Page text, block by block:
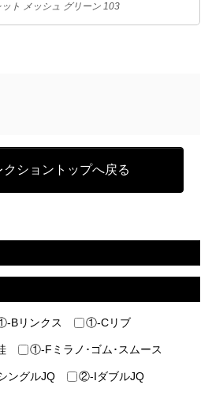
ト メッシュ グリーン 103
ショントップへ戻る
Bリンクス ①-Cリブ
①-Fミラノ･ゴム･スムース
ングルJQ ②-IダブルJQ